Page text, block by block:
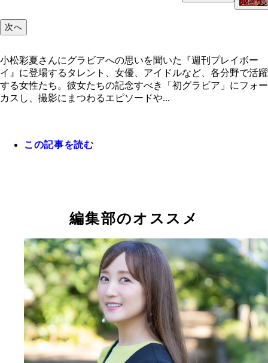
小松彩夏デジタル写真集『34 ―AYAKA KOMATSU
～2020―』撮影／熊谷貫 価格／1980円（税込）
小松彩夏デジタル写真集『KOMAPHOTO[real]』
／栗山秀作 価格／2037円（税込）
小松彩夏デジタル写真集『KOMAPHOTO[fantasy]
次へ
小松彩夏さんにグラビアへの思いを聞いた『週刊プレイボー
イ』に登場するタレント、女優、アイドルなど、各分野で活躍
する女性たち。彼女たちの記念すべき「初グラビア」にフォー
カスし、撮影にまつわるエピソードや...
この記事を読む
編集部のオススメ